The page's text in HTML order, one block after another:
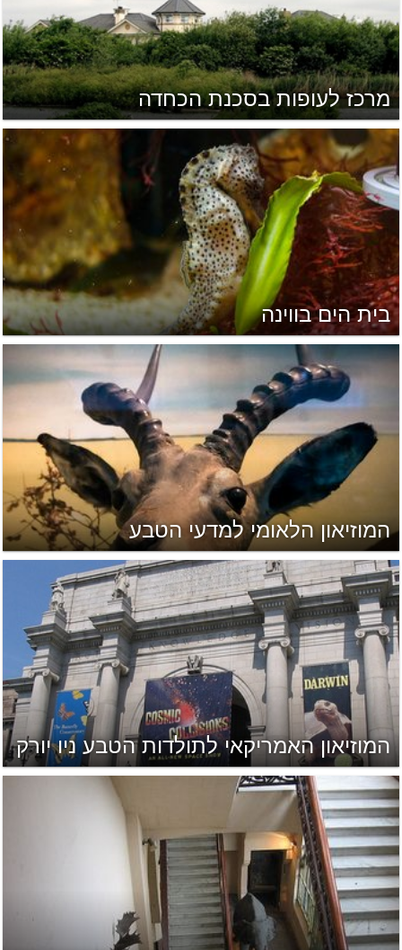
מרכז לעופות בסכנת הכחדה
בית הים בווינה
המוזיאון הלאומי למדעי הטבע
המוזיאון האמריקאי לתולדות הטבע ניו יורק